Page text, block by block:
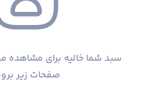
سبد شما خالیه برای مشاهده
صفحات زیر